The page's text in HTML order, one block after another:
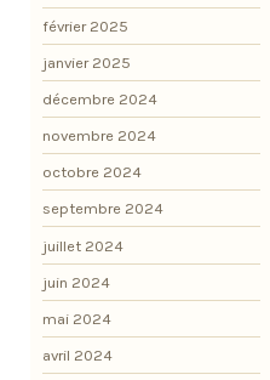
février 2025
janvier 2025
décembre 2024
novembre 2024
octobre 2024
septembre 2024
juillet 2024
juin 2024
mai 2024
avril 2024